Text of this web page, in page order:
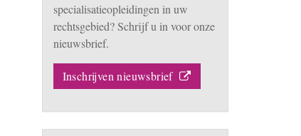
specialisatieopleidingen in uw
rechtsgebied? Schrijf u in voor onze
nieuwsbrief.
Inschrijven nieuwsbrief